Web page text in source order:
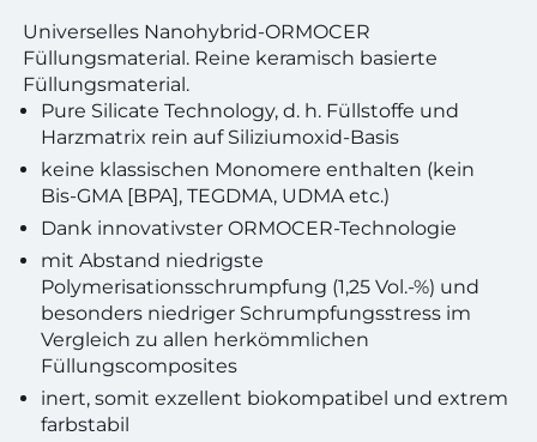
Universelles Nanohybrid-ORMOCER
Füllungsmaterial. Reine keramisch basierte
Füllungsmaterial.
Pure Silicate Technology, d. h. Füllstoffe und
Harzmatrix rein auf Siliziumoxid-Basis
keine klassischen Monomere enthalten (kein
Bis-GMA [BPA], TEGDMA, UDMA etc.)
Dank innovativster ORMOCER-Technologie
mit Abstand niedrigste
Polymerisationsschrumpfung (1,25 Vol.-%) und
besonders niedriger Schrumpfungsstress im
Vergleich zu allen herkömmlichen
Füllungscomposites
inert, somit exzellent biokompatibel und extrem
farbstabil